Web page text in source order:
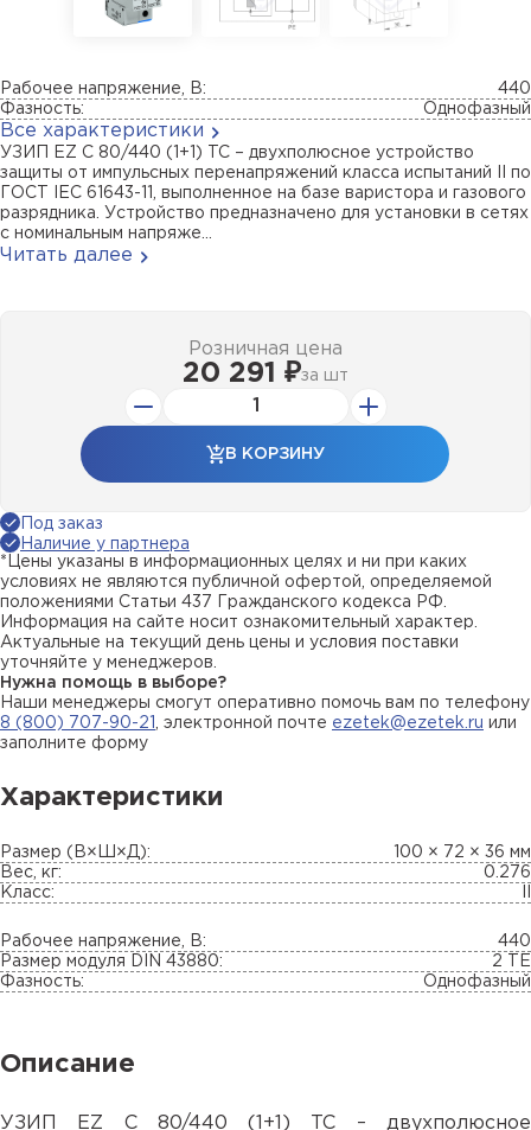
Рабочее напряжение, В:
440
Фазность:
Однофазный
Все характеристики
УЗИП EZ C 80/440 (1+1) TC – двухполюсное устройство
защиты от импульсных перенапряжений класса испытаний II по
ГОСТ IEC 61643-11, выполненное на базе варистора и газового
разрядника. Устройство предназначено для установки в сетях
с номинальным напряже...
Читать далее
Розничная цена
20 291 ₽за шт
В КОРЗИНУ
Под заказ
Наличие у партнера
*Цены указаны в информационных целях и ни при каких
условиях не являются публичной офертой, определяемой
положениями Статьи 437 Гражданского кодекса РФ.
Информация на сайте носит ознакомительный характер.
Актуальные на текущий день цены и условия поставки
уточняйте у менеджеров.
Нужна помощь в выборе?
Наши менеджеры смогут оперативно помочь вам по телефону
8 (800) 707-90-21
, электронной почте ezetek@ezetek.ru или
заполните форму
Характеристики
Размер (В×Ш×Д):
100 × 72 × 36 мм
Вес, кг:
0.276
Класс:
Рабочее напряжение, В:
440
Размер модуля DIN 43880:
2 TE
Фазность:
Однофазный
Описание
УЗИП EZ C 80/440 (1+1) TC – двухполюсное